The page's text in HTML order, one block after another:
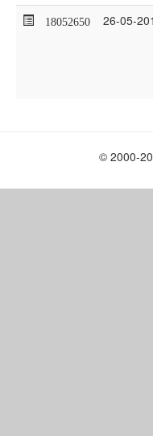
18052650 26-05-
© 2000-